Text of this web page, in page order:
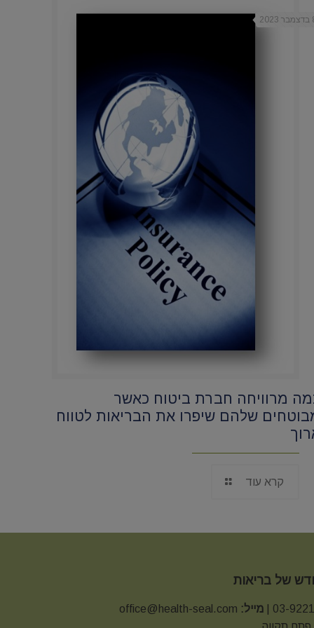
מרוויחה חברת ביטוח כאשר
שלהם שיפרו את הבריאות לטווח
קרא עוד
של בריאות
מייל: office@health-seal.com